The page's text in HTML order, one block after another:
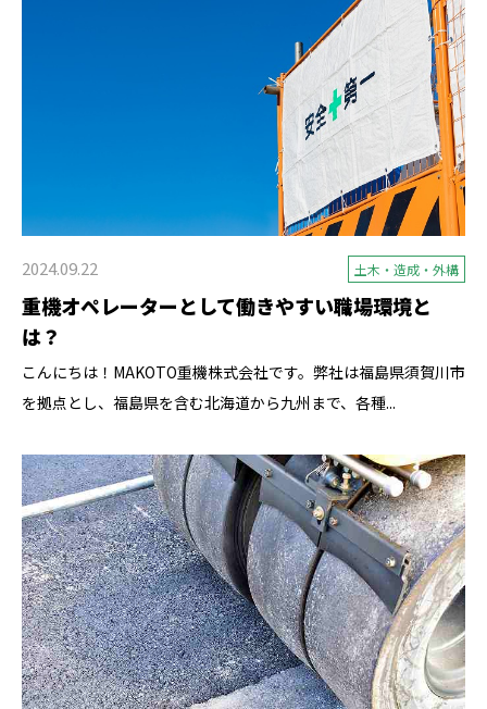
2024.09.22 土木・造成・外構
重機オペレーターとして働きやすい職場環境と
は？
こんにちは！MAKOTO重機株式会社です。弊社は福島県須賀川市
を拠点とし、福島県を含む北海道から九州まで、各種...